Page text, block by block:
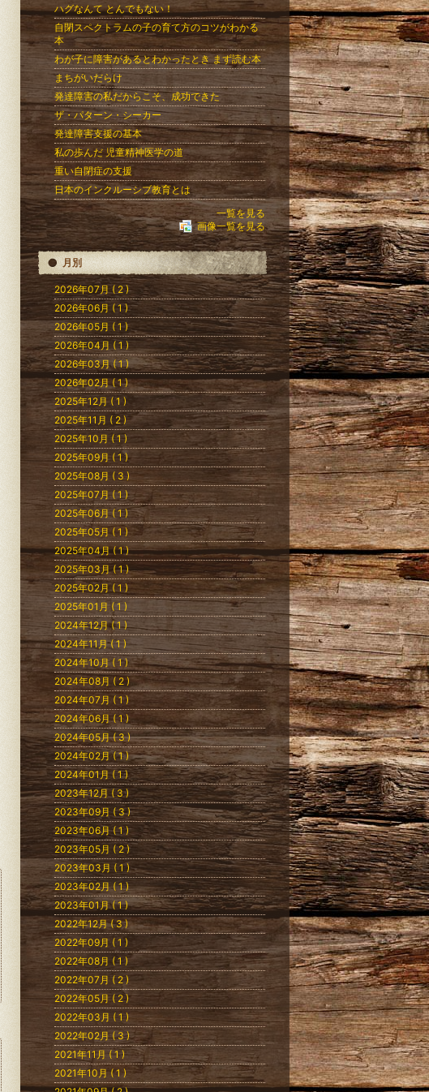
ハグなんて とんでもない！
自閉スペクトラムの子の育て方のコツがわかる
本
わが子に障害があるとわかったとき まず読む本
まちがいだらけ
発達障害の私だからこそ、成功できた
ザ・パターン・シーカー
発達障害支援の基本
私の歩んだ 児童精神医学の道
重い自閉症の支援
日本のインクルーシブ教育とは
一覧を見る
画像一覧を見る
月別
2026年07月 ( 2 )
2026年06月 ( 1 )
2026年05月 ( 1 )
2026年04月 ( 1 )
2026年03月 ( 1 )
2026年02月 ( 1 )
2025年12月 ( 1 )
2025年11月 ( 2 )
2025年10月 ( 1 )
2025年09月 ( 1 )
2025年08月 ( 3 )
2025年07月 ( 1 )
2025年06月 ( 1 )
2025年05月 ( 1 )
2025年04月 ( 1 )
2025年03月 ( 1 )
2025年02月 ( 1 )
2025年01月 ( 1 )
2024年12月 ( 1 )
2024年11月 ( 1 )
2024年10月 ( 1 )
2024年08月 ( 2 )
2024年07月 ( 1 )
2024年06月 ( 1 )
2024年05月 ( 3 )
2024年02月 ( 1 )
2024年01月 ( 1 )
2023年12月 ( 3 )
2023年09月 ( 3 )
2023年06月 ( 1 )
2023年05月 ( 2 )
2023年03月 ( 1 )
2023年02月 ( 1 )
2023年01月 ( 1 )
2022年12月 ( 3 )
2022年09月 ( 1 )
2022年08月 ( 1 )
2022年07月 ( 2 )
2022年05月 ( 2 )
2022年03月 ( 1 )
2022年02月 ( 3 )
2021年11月 ( 1 )
2021年10月 ( 1 )